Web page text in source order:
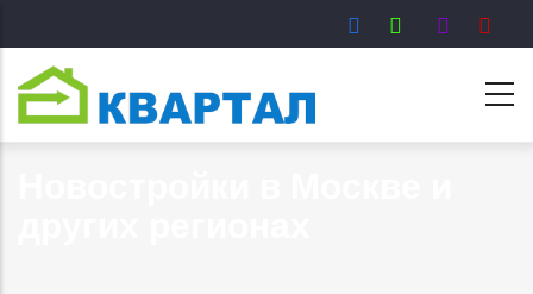
к
основному
содержанию